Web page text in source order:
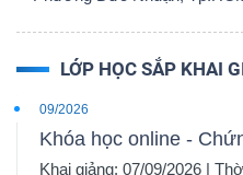
LỚP HỌC SẮP KHAI
09/2026
Khóa học online -
Khai giảng: 07/09/2026 |